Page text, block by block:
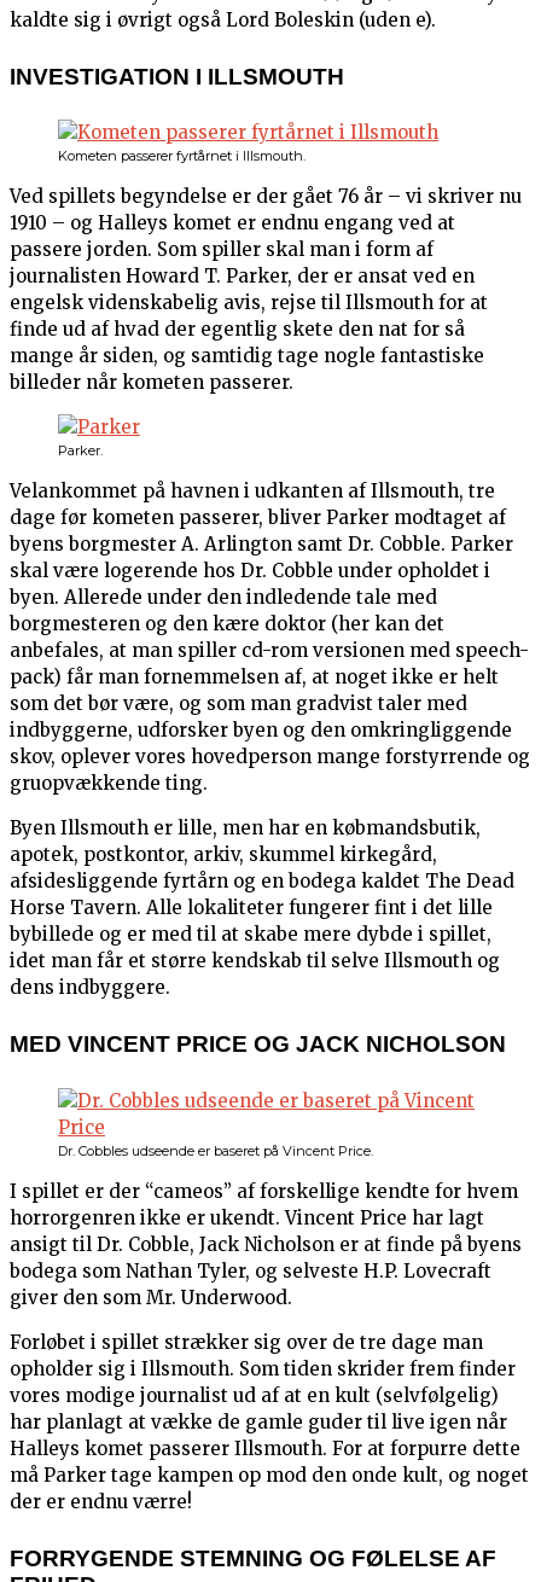
kaldte sig i øvrigt også Lord Boleskin (uden e).
INVESTIGATION I ILLSMOUTH
Kometen passerer fyrtårnet i Illsmouth.
Ved spillets begyndelse er der gået 76 år – vi skriver nu
1910 – og Halleys komet er endnu engang ved at
passere jorden. Som spiller skal man i form af
journalisten Howard T. Parker, der er ansat ved en
engelsk videnskabelig avis, rejse til Illsmouth for at
finde ud af hvad der egentlig skete den nat for så
mange år siden, og samtidig tage nogle fantastiske
billeder når kometen passerer.
Parker.
Velankommet på havnen i udkanten af Illsmouth, tre
dage før kometen passerer, bliver Parker modtaget af
byens borgmester A. Arlington samt Dr. Cobble. Parker
skal være logerende hos Dr. Cobble under opholdet i
byen. Allerede under den indledende tale med
borgmesteren og den kære doktor (her kan det
anbefales, at man spiller cd-rom versionen med speech-
pack) får man fornemmelsen af, at noget ikke er helt
som det bør være, og som man gradvist taler med
indbyggerne, udforsker byen og den omkringliggende
skov, oplever vores hovedperson mange forstyrrende og
gruopvækkende ting.
Byen Illsmouth er lille, men har en købmandsbutik,
apotek, postkontor, arkiv, skummel kirkegård,
afsidesliggende fyrtårn og en bodega kaldet The Dead
Horse Tavern. Alle lokaliteter fungerer fint i det lille
bybillede og er med til at skabe mere dybde i spillet,
idet man får et større kendskab til selve Illsmouth og
dens indbyggere.
MED VINCENT PRICE OG JACK NICHOLSON
Dr. Cobbles udseende er baseret på Vincent Price.
I spillet er der “cameos” af forskellige kendte for hvem
horrorgenren ikke er ukendt. Vincent Price har lagt
ansigt til Dr. Cobble, Jack Nicholson er at finde på byens
bodega som Nathan Tyler, og selveste H.P. Lovecraft
giver den som Mr. Underwood.
Forløbet i spillet strækker sig over de tre dage man
opholder sig i Illsmouth. Som tiden skrider frem finder
vores modige journalist ud af at en kult (selvfølgelig)
har planlagt at vække de gamle guder til live igen når
Halleys komet passerer Illsmouth. For at forpurre dette
må Parker tage kampen op mod den onde kult, og noget
der er endnu værre!
FORRYGENDE STEMNING OG FØLELSE AF